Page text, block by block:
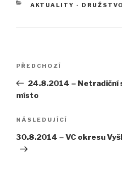
RUBRIKY
AKTUALITY -
příspěvek
Předchozí
PŘEDCHOZÍ
24.8.2014 – Netradiční
místo
Následující
NÁSLEDUJÍCÍ
30.8.2014 – VC okresu